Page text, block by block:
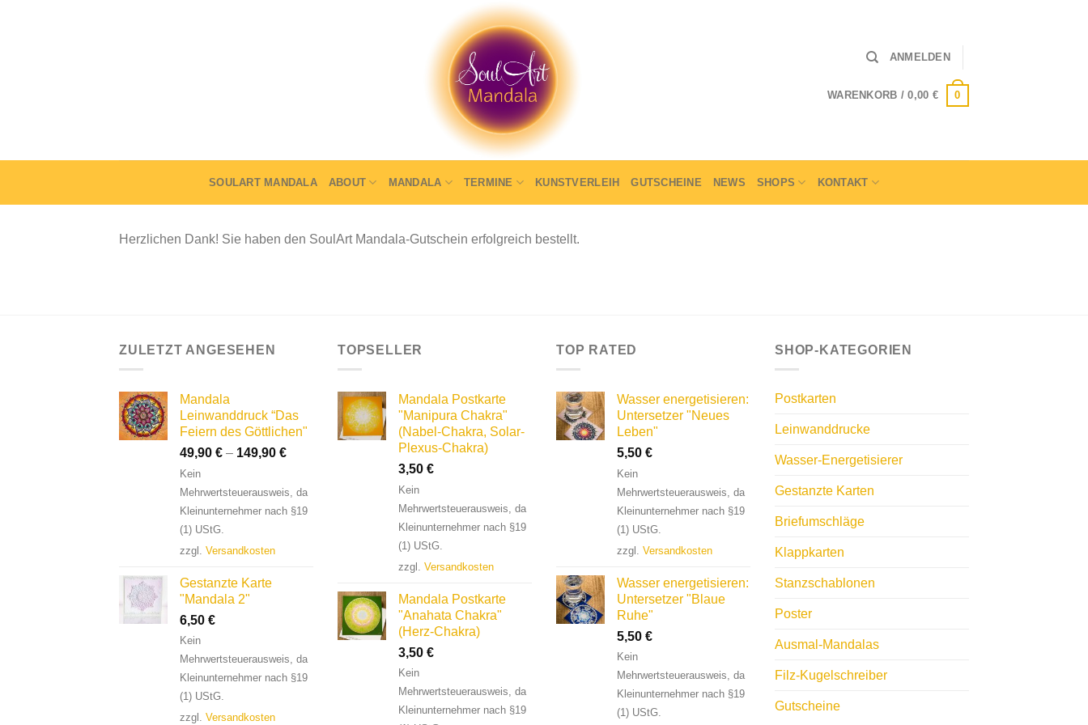
ANMELDEN
WARENKORB /0,00 € 0
SOULART MANDALA ABOUT MANDALA TERMINE KUNSTVERLEIH GUTSCHEINE NEWS SHOPS KONTAKT
Herzlichen Dank! Sie haben den SoulArt Mandala-Gutschein erfolgreich bestellt.
ZULETZT ANGESEHEN
Mandala
Leinwanddruck “Das
Feiern des Göttlichen"
49,90 € – 149,90 €
Kein
Mehrwertsteuerausweis, da
Kleinunternehmer nach §19
(1) UStG.
zzgl. Versandkosten
Gestanzte Karte
"Mandala 2"
6,50 €
Kein
Mehrwertsteuerausweis, da
Kleinunternehmer nach §19
(1) UStG.
zzgl. Versandkosten
TOPSELLER
Mandala Postkarte
"Manipura Chakra"
(Nabel-Chakra, Solar-
Plexus-Chakra)
3,50 €
Kein
Mehrwertsteuerausweis, da
Kleinunternehmer nach §19
(1) UStG.
zzgl. Versandkosten
Mandala Postkarte
"Anahata Chakra"
(Herz-Chakra)
3,50 €
Kein
Mehrwertsteuerausweis, da
Kleinunternehmer nach §19
TOP RATED
Wasser energetisieren:
Untersetzer "Neues
Leben"
5,50 €
Kein
Mehrwertsteuerausweis, da
Kleinunternehmer nach §19
(1) UStG.
zzgl. Versandkosten
Wasser energetisieren:
Untersetzer "Blaue
Ruhe"
5,50 €
Kein
Mehrwertsteuerausweis, da
Kleinunternehmer nach §19
(1) UStG.
SHOP-KATEGORIEN
Postkarten
Leinwanddrucke
Wasser-Energetisierer
Gestanzte Karten
Briefumschläge
Klappkarten
Stanzschablonen
Poster
Ausmal-Mandalas
Filz-Kugelschreiber
Gutscheine